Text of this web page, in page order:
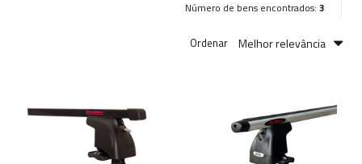
Número de bens encontrados: 3
Ordenar Melhor relevância